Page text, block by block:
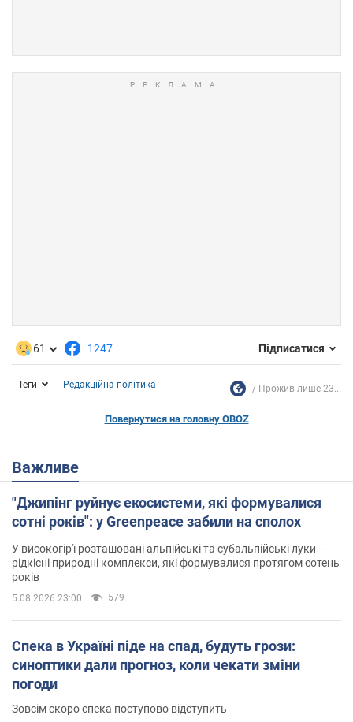
61 1247 Підписатися
Теги Редакційна політика Прожив лише 23...
Повернутися на головну OBOZ
Важливе
"Джипінг руйнує екосистеми, які формувалися
сотні років": у Greenpeace забили на сполох
У високогір'ї розташовані альпійські та субальпійські луки –
рідкісні природні комплекси, які формувалися протягом сотень
років
5.08.2026 23:00 579
Спека в Україні піде на спад, будуть грози:
синоптики дали прогноз, коли чекати зміни
погоди
Зовсім скоро спека поступово відступить